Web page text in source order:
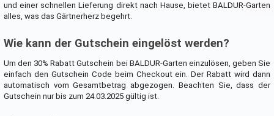
und einer schnellen Lieferung direkt nach Hause, bietet BALDUR-Garten
alles, was das Gärtnerherz begehrt.
Wie kann der Gutschein eingelöst werden?
Um den 30% Rabatt Gutschein bei BALDUR-Garten einzulösen, geben Sie
einfach den Gutschein Code beim Checkout ein. Der Rabatt wird dann
automatisch vom Gesamtbetrag abgezogen. Beachten Sie, dass der
Gutschein nur bis zum 24.03.2025 gültig ist.